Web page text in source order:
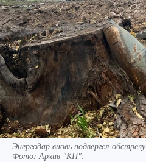
Энергодар вновь подвергся обстрелу
Фото: Архив "КП".